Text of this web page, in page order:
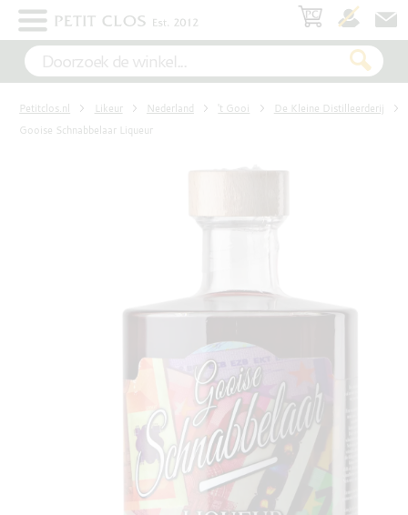
WIT
ROSÉ
Petitclos.nl Likeur Nederland 't Gooi
De Kleine Distilleerderij
Gooise Schnabbelaar Liqueur